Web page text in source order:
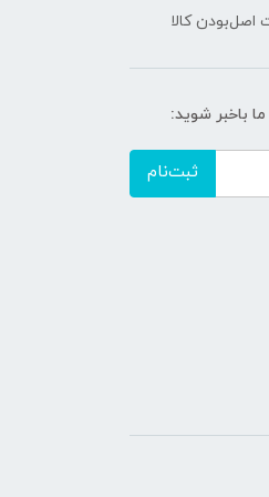
اصل‌بودن کالا
باخبر شوید:
ثبت‌نام